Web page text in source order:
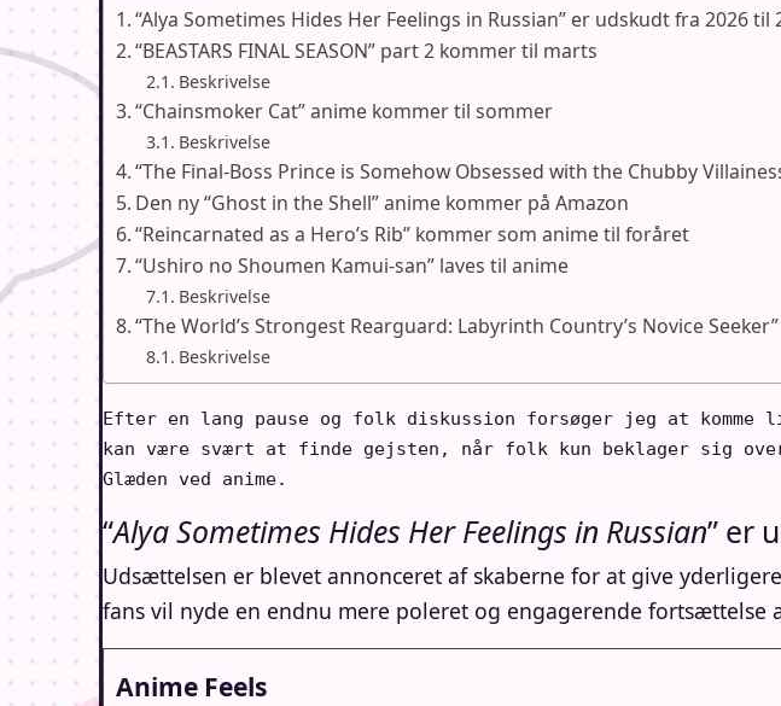
“Alya Sometimes Hides Her Feelings in Russian” er udskudt fra 2026 til
“BEASTARS FINAL SEASON” part 2 kommer til marts
Beskrivelse
“Chainsmoker Cat” anime kommer til sommer
Beskrivelse
“The Final-Boss Prince is Somehow Obsessed with the Chubby
Den ny “Ghost in the Shell” anime kommer på Amazon
“Reincarnated as a Hero’s Rib” kommer som anime til foråret
“Ushiro no Shoumen Kamui-san” laves til anime
Beskrivelse
“The World’s Strongest Rearguard: Labyrinth Country’s Novice
Beskrivelse
Efter en lang pause og folk diskussion forsøger jeg at
kan være svært at finde gejsten, når folk kun beklager sig
Glæden ved anime.
“Alya Sometimes Hides Her Feelings in Russian” er
Udsættelsen er blevet annonceret af skaberne for at give
fans vil nyde en endnu mere poleret og engagerende fortsættelse
Anime Feels